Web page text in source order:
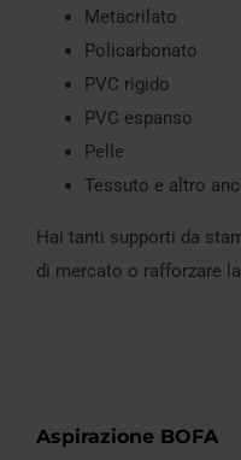
Metacrilato
Policarbonato
PVC rigido
PVC espanso
Pelle
Tessuto e altro
Hai tanti supporti da
di mercato o rafforzare
Aspirazione BOFA